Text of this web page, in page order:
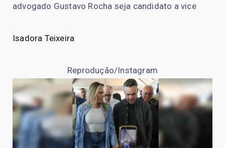
advogado Gustavo Rocha seja candidato a vice
Isadora Teixeira
Reprodução/Instagram